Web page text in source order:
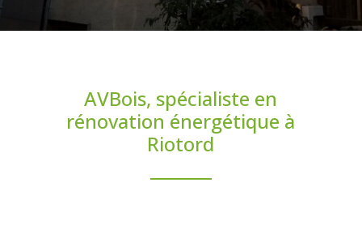
AVBois, spécialiste en
rénovation énergétique à
Riotord